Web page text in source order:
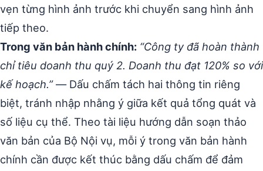
vẹn từng hình ảnh trước khi chuyển sang hình ảnh
tiếp theo.
Trong văn bản hành chính: “Công ty đã hoàn thành
chỉ tiêu doanh thu quý 2. Doanh thu đạt 120% so với
kế hoạch.”— Dấu chấm tách hai thông tin riêng
biệt, tránh nhập nhằng ý giữa kết quả tổng quát và
số liệu cụ thể. Theo tài liệu hướng dẫn soạn thảo
văn bản của Bộ Nội vụ, mỗi ý trong văn bản hành
chính cần được kết thúc bằng dấu chấm để đảm